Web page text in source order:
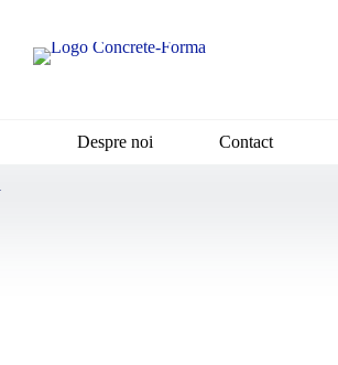
Despre noi Contact